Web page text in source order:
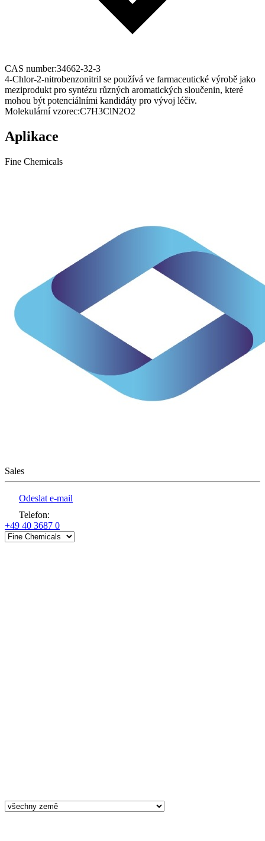
CAS number:34662-32-3
4-Chlor-2-nitrobenzonitril se používá ve farmaceutické výrobě jako
meziprodukt pro syntézu různých aromatických sloučenin, které
mohou být potenciálními kandidáty pro vývoj léčiv.
Molekulární vzorec:C7H3ClN2O2
Aplikace
Fine Chemicals
Sales
Odeslat e-mail
Telefon:
+49 40 3687 0